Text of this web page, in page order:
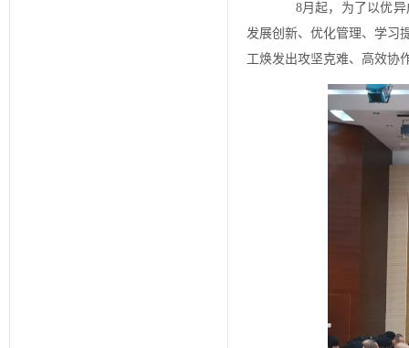
8月起，为了以优异
发展创新、优化管理、学习
工焕发出攻坚克难、高效协